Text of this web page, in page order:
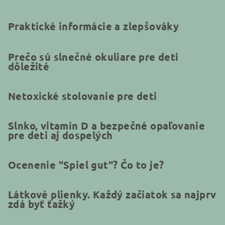
Praktické informácie a zlepšováky
Prečo sú slnečné okuliare pre deti
dôležité
Netoxické stolovanie pre deti
Slnko, vitamín D a bezpečné opaľovanie
pre deti aj dospelých
Ocenenie "Spiel gut"? Čo to je?
Látkové plienky. Každý začiatok sa najprv
zdá byť ťažký